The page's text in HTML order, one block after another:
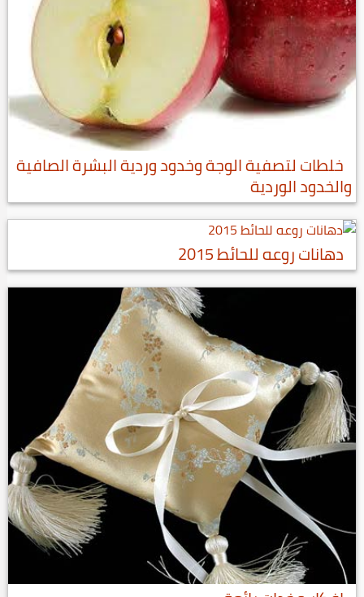
خلطات لتصفية الوجة وخدود وردية البشرة الصافية
والخدود الوردية
دهانات روعه للحائط 2015